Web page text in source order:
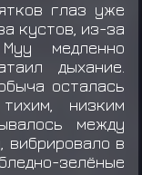
глаз уже
кустов, из-за
медленно
дыхание.
осталась
низким
между
вибрировало в
зелёные